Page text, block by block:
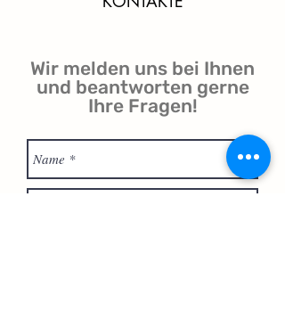
Wir melden uns bei Ihnen
und beantworten gerne
Ihre Fragen!